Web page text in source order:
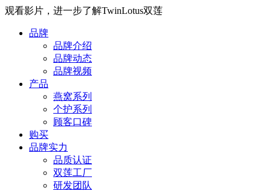
观看影片，进一步了解TwinLotus双莲
品牌
品牌介绍
品牌动态
品牌视频
产品
燕窝系列
个护系列
顾客口碑
购买
品牌实力
品质认证
双莲工厂
研发团队